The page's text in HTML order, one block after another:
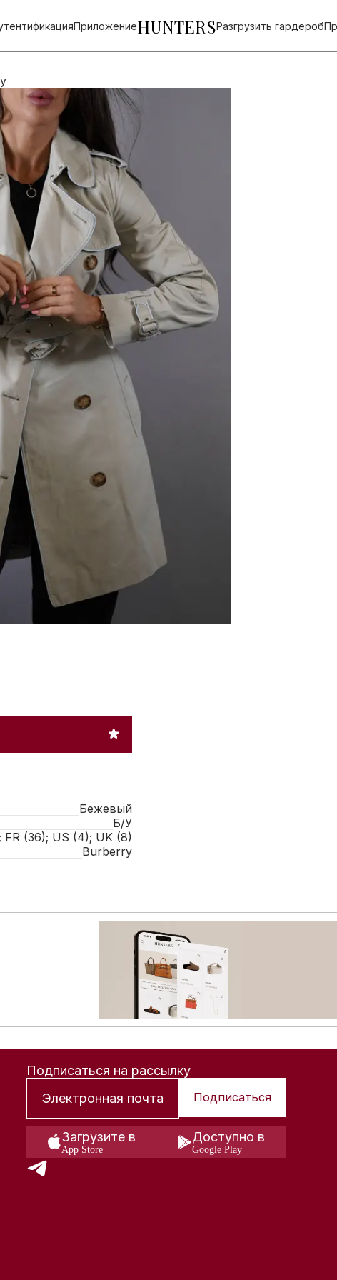
ПриложениеHUNTERSРазгрузить гардероб
Бежевый
Б/У
(36); US (4); UK (8)
Burberry
к расширенному каталогу брендовых товаров: больше
Подписаться на рассылку
Подписаться
Загрузите в
App Store
Доступно в
Google Play